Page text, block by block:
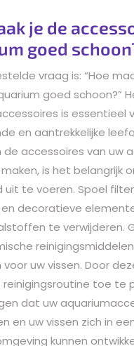
je de
goed
vraag is: “Hoe
goed schoon?”
is essentieel
en aantrekkelijke
de accessoires van uw
is het belangrijk
uit te voeren. Spoel
decoratieve
te verwijderen.
voor uw vissen. Door
toe te
dat uw
en uw vissen zich in
kunnen